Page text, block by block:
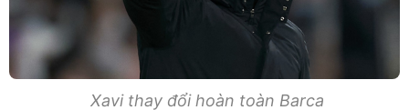
Xavi thay đổi hoàn toàn Barca